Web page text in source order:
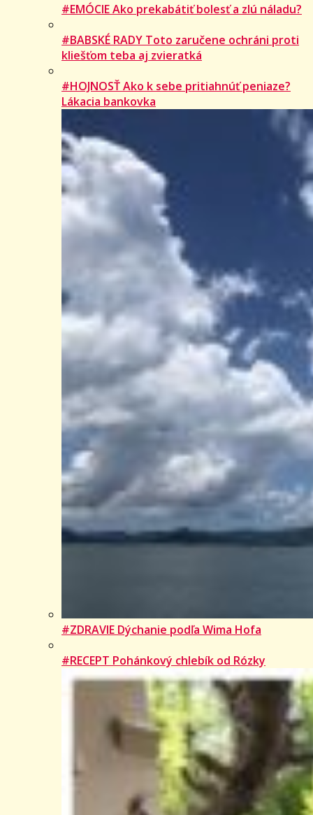
#EMÓCIE Ako prekabátiť bolesť a zlú náladu?
#BABSKÉ RADY Toto zaručene ochráni proti
kliešťom teba aj zvieratká
#HOJNOSŤ Ako k sebe pritiahnúť peniaze?
Lákacia bankovka
#ZDRAVIE Dýchanie podľa Wima Hofa
#RECEPT Pohánkový chlebík od Rózky